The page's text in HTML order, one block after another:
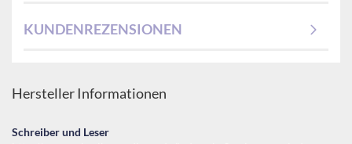
KUNDENREZENSIONEN
Hersteller Informationen
Schreiber und Leser